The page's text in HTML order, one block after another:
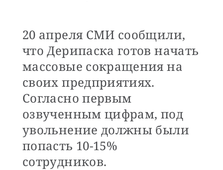
20 апреля СМИ сообщили,
что Дерипаска готов начать
массовые сокращения на
своих предприятиях.
Согласно первым
озвученным цифрам, под
увольнение должны были
попасть 10-15%
сотрудников.